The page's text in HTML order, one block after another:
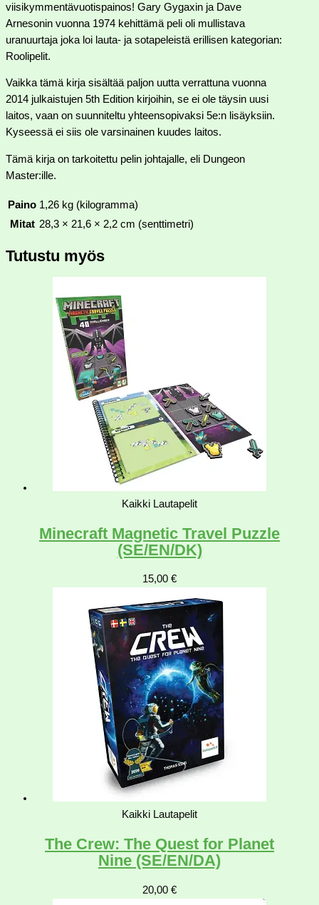
viisikymmentävuotispainos! Gary Gygaxin ja Dave
Arnesonin vuonna 1974 kehittämä peli oli mullistava
uranuurtaja joka loi lauta- ja sotapeleistä erillisen kategorian:
Roolipelit.
Vaikka tämä kirja sisältää paljon uutta verrattuna vuonna
2014 julkaistujen 5th Edition kirjoihin, se ei ole täysin uusi
laitos, vaan on suunniteltu yhteensopivaksi 5e:n lisäyksiin.
Kyseessä ei siis ole varsinainen kuudes laitos.
Tämä kirja on tarkoitettu pelin johtajalle, eli Dungeon
Master:ille.
Paino 1,26 kg (kilogramma)
Mitat 28,3 × 21,6 × 2,2 cm (senttimetri)
Tutustu myös
Kaikki Lautapelit
Minecraft Magnetic Travel Puzzle
(SE/EN/DK)
15,00 €
Kaikki Lautapelit
The Crew: The Quest for Planet
Nine (SE/EN/DA)
20,00 €